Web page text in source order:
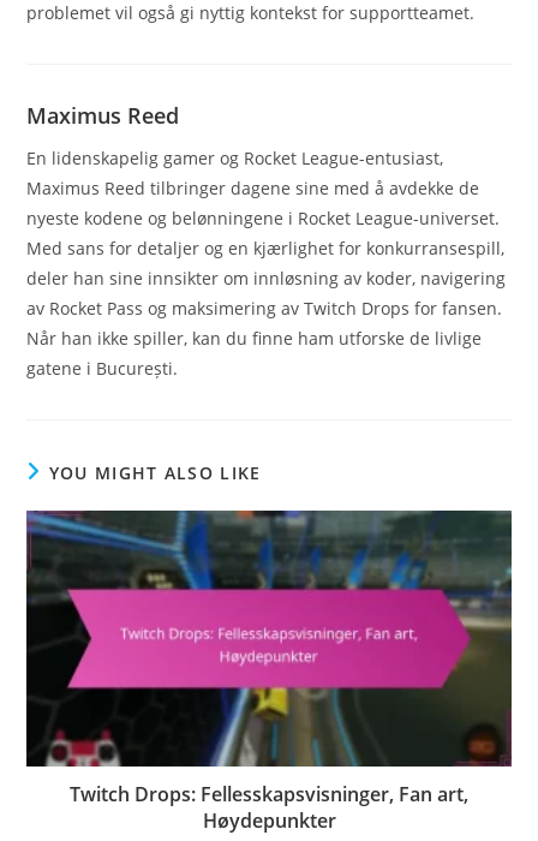
problemet vil også gi nyttig kontekst for supportteamet.
Maximus Reed
En lidenskapelig gamer og Rocket League-entusiast,
Maximus Reed tilbringer dagene sine med å avdekke de
nyeste kodene og belønningene i Rocket League-universet.
Med sans for detaljer og en kjærlighet for konkurransespill,
deler han sine innsikter om innløsning av koder, navigering
av Rocket Pass og maksimering av Twitch Drops for fansen.
Når han ikke spiller, kan du finne ham utforske de livlige
gatene i București.
YOU MIGHT ALSO LIKE
Twitch Drops: Fellesskapsvisninger, Fan art,
Høydepunkter